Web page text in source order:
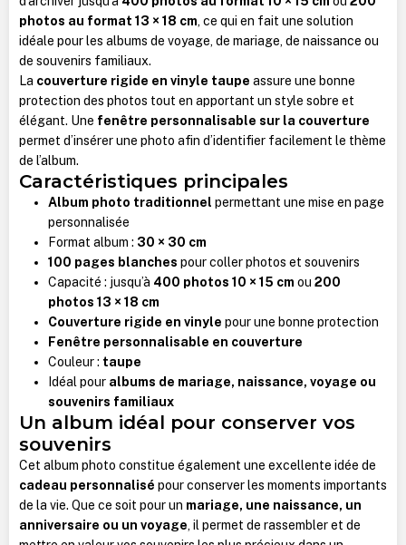
photos au format 13 × 18 cm, ce qui en fait une solution
idéale pour les albums de voyage, de mariage, de naissance ou
de souvenirs familiaux.
La couverture rigide en vinyle taupe assure une bonne
protection des photos tout en apportant un style sobre et
élégant. Une fenêtre personnalisable sur la couverture
permet d’insérer une photo afin d’identifier facilement le thème
de l’album.
Caractéristiques principales
Album photo traditionnel permettant une mise en page
personnalisée
Format album : 30 × 30 cm
100 pages blanches pour coller photos et souvenirs
Capacité : jusqu’à 400 photos 10 × 15 cm ou 200
photos 13 × 18 cm
Couverture rigide en vinyle pour une bonne protection
Fenêtre personnalisable en couverture
Couleur : taupe
Idéal pour albums de mariage, naissance, voyage ou
souvenirs familiaux
Un album idéal pour conserver vos
souvenirs
Cet album photo constitue également une excellente idée de
cadeau personnalisé pour conserver les moments importants
de la vie. Que ce soit pour un mariage, une naissance, un
anniversaire ou un voyage, il permet de rassembler et de